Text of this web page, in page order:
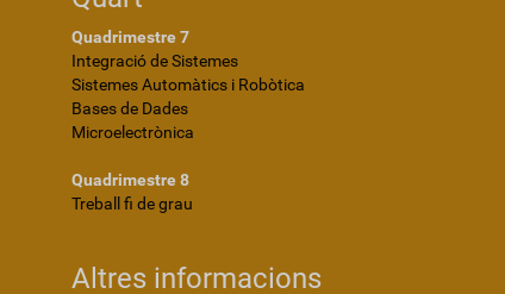
Quadrimestre 7
Integració de Sistemes
Sistemes Automàtics i Robòtica
Bases de Dades
Microelectrònica
Quadrimestre 8
Treball fi de grau
Altres informacions